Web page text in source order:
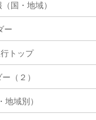
国・地域）
ー
トップ
（２）
地域別）